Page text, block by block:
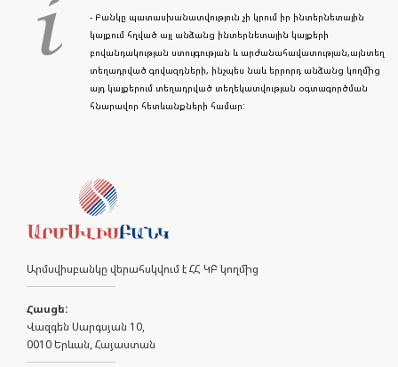
- Բանկը պատասխանատվություն չի կրում իր ինտերնետային
կայքում հղված այլ անձանց ինտերնետային կայքերի
բովանդակության ստույգության և արժանահավատության,այնտեղ
տեղադրված գովազդների, ինչպես նաև երրորդ անձանց կողմից
այդ կայքերում տեղադրված տեղեկատվության օգտագործման
հնարավոր հետևանքների համար:
Արմսվիսբանկը վերահսկվում է ՀՀ ԿԲ կողմից
Հասցե:
Վազգեն Սարգսյան 10,
0010 Երևան, Հայաստան